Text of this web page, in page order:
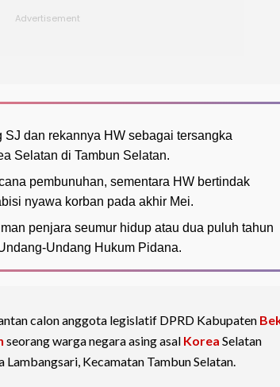
dan rekannya HW sebagai tersangka
Selatan di Tambun Selatan.
pembunuhan, sementara HW bertindak
nyawa korban pada akhir Mei.
penjara seumur hidup atau dua puluh tahun
Undang Hukum Pidana.
calon anggota legislatif DPRD Kabupaten
seorang warga negara asing asal Korea Selatan
Kecamatan Tambun Selatan.